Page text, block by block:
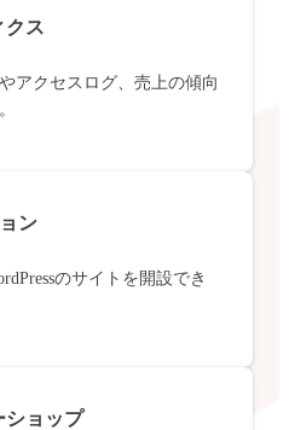
クス
アクセスログ、売上の傾向
ン
のサイトを開設でき
ショップ